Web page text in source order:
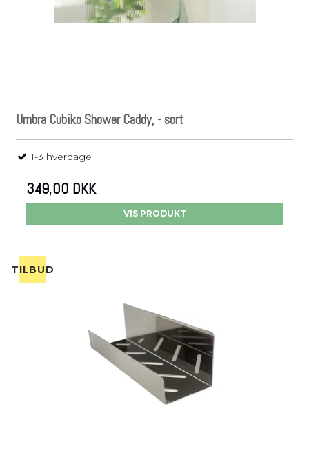
Umbra Cubiko Shower Caddy, - sort
1-3 hverdage
349,00 DKK
VIS PRODUKT
TILBUD